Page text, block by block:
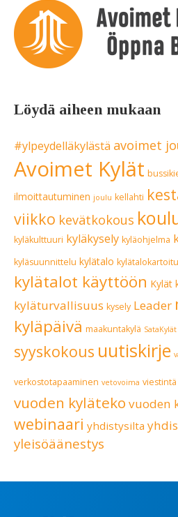
Löydä aiheen mukaan
#ylpeydelläkylästä avoimet
Avoimet Kylät
ilmoittautuminen joulu kellahti
viikko kevätkokous
kyläkulttuuri kyläkysely kyläohjelma
kyläsuunnittelu kylätalo
kylätalot käyttöön Kylät
kyläturvallisuus kysely Leader
kyläpäivä maakuntakylä SataKylät
syyskokous uutiskirje
verkostotapaaminen vetovoima viestintä
vuoden kyläteko vuoden
webinaari yhdistysilta
yleisöäänestys